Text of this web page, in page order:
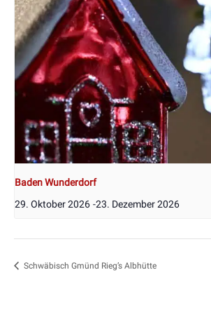
Baden Wunderdorf
29. Oktober 2026 -23. Dezember 2026
Schwäbisch Gmünd Rieg’s Albhütte